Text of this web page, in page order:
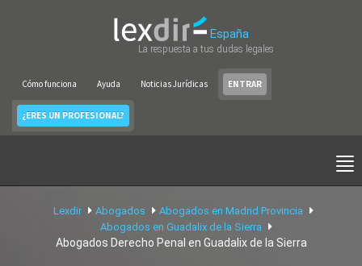
España
La respuesta a tus dudas legales
Cómo funciona Ayuda Noticias Jurídicas ENTRAR
¿ERES UN PROFESIONAL?
Lexdir Abogados
Abogados en Madrid Provincia
Abogados en Guadalix de la Sierra
Abogados Derecho Penal en Guadalix de la Sierra